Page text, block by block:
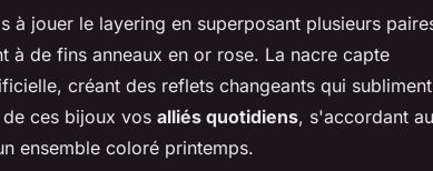
à jouer le layering en superposant plusieurs
à de fins anneaux en or rose. La nacre capte
créant des reflets changeants qui
ces bijoux vos alliés quotidiens, s'accordant
ensemble coloré printemps.